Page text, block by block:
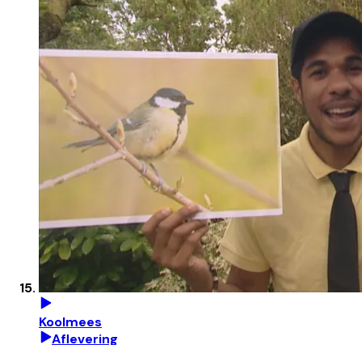
Koolmees
Aflevering